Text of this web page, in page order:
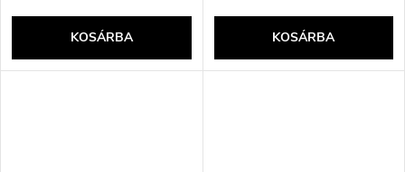
KOSÁRBA KOSÁRBA